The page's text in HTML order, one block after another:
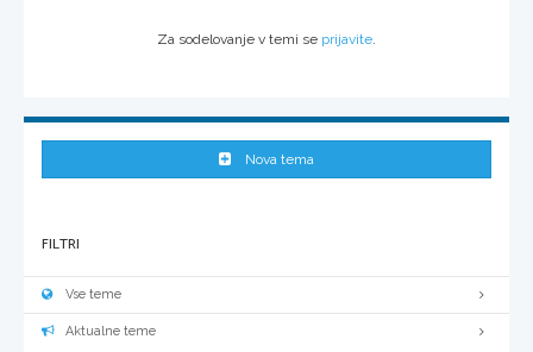
Za sodelovanje v temi se prijavite
Nova tema
FILTRI
Vse teme
Aktualne teme